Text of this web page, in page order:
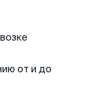
от и до